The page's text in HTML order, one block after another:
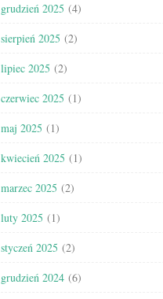
grudzień 2025 (4)
sierpień 2025 (2)
lipiec 2025 (2)
czerwiec 2025 (1)
maj 2025 (1)
kwiecień 2025 (1)
marzec 2025 (2)
luty 2025 (1)
styczeń 2025 (2)
grudzień 2024 (6)